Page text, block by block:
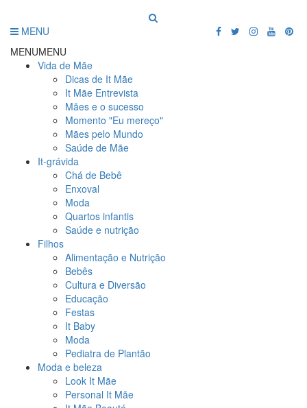
MENU
MENUMENU
Vida de Mãe
Dicas de It Mãe
It Mãe Entrevista
Mães e o sucesso
Momento "Eu mereço"
Mães pelo Mundo
Saúde de Mãe
It-grávida
Chá de Bebê
Enxoval
Moda
Quartos infantis
Saúde e nutrição
Filhos
Alimentação e Nutrição
Bebês
Cultura e Diversão
Educação
Festas
It Baby
Moda
Pediatra de Plantão
Moda e beleza
Look It Mãe
Personal It Mãe